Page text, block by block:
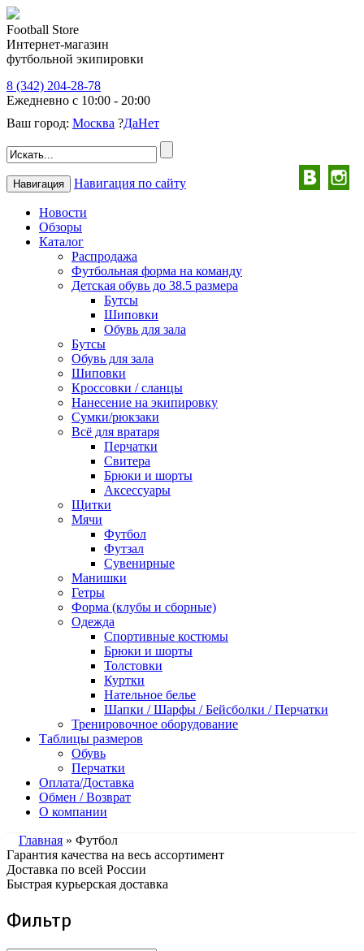
Football Store
Интернет-магазин
футбольной экипировки
8 (342) 204-28-78
Ежедневно с 10:00 - 20:00
Ваш город: Москва ?ДаНет
Навигация Навигация по сайту
Новости
Обзоры
Каталог
Распродажа
Футбольная форма на команду
Детская обувь до 38.5 размера
Бутсы
Шиповки
Обувь для зала
Бутсы
Обувь для зала
Шиповки
Кроссовки / сланцы
Нанесение на экипировку
Сумки/рюкзаки
Всё для вратаря
Перчатки
Cвитера
Брюки и шорты
Аксессуары
Щитки
Мячи
Футбол
Футзал
Сувенирные
Манишки
Гетры
Форма (клубы и сборные)
Одежда
Спортивные костюмы
Брюки и шорты
Толстовки
Куртки
Нательное белье
Шапки / Шарфы / Бейсболки / Перчатки
Тренировочное оборудование
Таблицы размеров
Обувь
Перчатки
Оплата/Доставка
Обмен / Возврат
О компании
Главная » Футбол
Гарантия качества на весь ассортимент
Доставка по всей России
Быстрая курьерская доставка
Фильтр